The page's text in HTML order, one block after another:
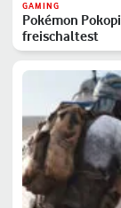
GAMING
Pokémon
freischaltest